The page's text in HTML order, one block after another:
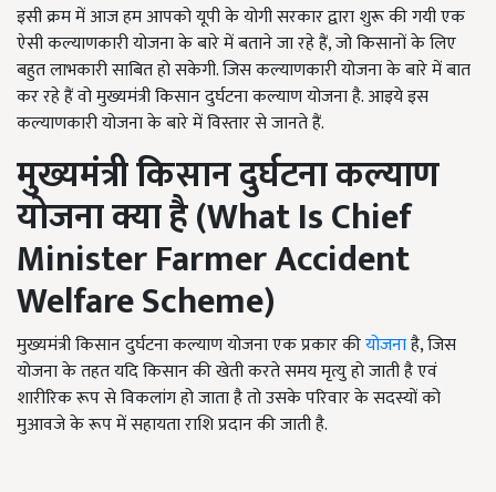
इसी क्रम में आज हम आपको यूपी के योगी सरकार द्वारा शुरू की गयी एक
ऐसी कल्याणकारी योजना के बारे में बताने जा रहे हैं, जो किसानों के लिए
बहुत लाभकारी साबित हो सकेगी. जिस कल्याणकारी योजना के बारे में बात
कर रहे हैं वो मुख्यमंत्री किसान दुर्घटना कल्याण योजना है. आइये इस
कल्याणकारी योजना के बारे में विस्तार से जानते हैं.
मुख्यमंत्री किसान दुर्घटना कल्याण
योजना क्या है (What Is Chief
Minister Farmer Accident
Welfare Scheme)
मुख्यमंत्री किसान दुर्घटना कल्याण योजना एक प्रकार कीयोजनाहै, जिस
योजना के तहत यदि किसान की खेती करते समय मृत्यु हो जाती है एवं
शारीरिक रूप से विकलांग हो जाता है तो उसके परिवार के सदस्यों को
मुआवजे के रूप में सहायता राशि प्रदान की जाती है.